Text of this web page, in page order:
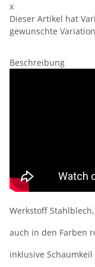
x
Dieser Artikel hat
gewünschte
Beschreibung
Werkstoff
auch in den Farben
inklusive Schaumkeil